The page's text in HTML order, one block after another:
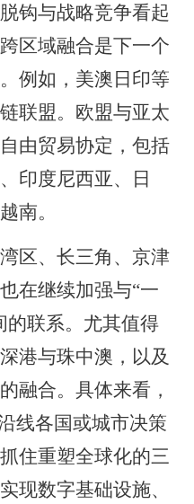
钩与战略竞争看起
区域融合是下一个
例如，美澳日印等
联盟。欧盟与亚太
由贸易协定，包括
印度尼西亚、日
南。
区、长三角、京津
在继续加强与“一
的联系。尤其值得
港与珠中澳，以及
融合。具体来看，
线各国或城市决策
住重塑全球化的三
现数字基础设施、